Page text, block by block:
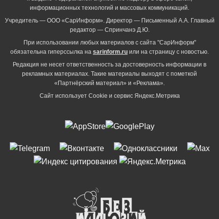
информационных технологий и массовых коммуникаций.
Учредитель — ООО «СарИнформ». Директор — Письменный А.А. Главный
редактор — Спринчанэ Д.Ю.
При использовании любых материалов с сайта "СарИнформ"
обязательна гиперссылка на sarinform.ru или на страницу с новостью.
Редакция не несет ответственность за достоверность информации в
рекламных материалах. Такие материалы выходят с пометкой
«Партнёрский материал» и «Реклама».
Сайт использует Cookie и сервиc Яндекс.Метрика